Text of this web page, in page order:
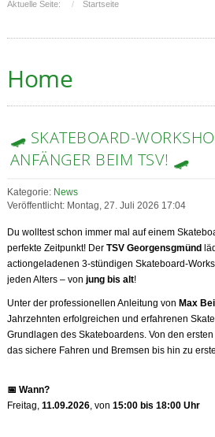
Aktuelle Seite: Startseite
Home
🛹 SKATEBOARD-
ANFÄNGER BEIM TSV! 🛹
Kategorie: News
Veröffentlicht: Montag, 27. Juli 2026 17:04
Du wolltest schon immer mal auf einem
perfekte Zeitpunkt! Der TSV Georgensgmünd
actiongeladenen 3-stündigen Skateboard-
jeden Alters – von jung bis alt!
Unter der professionellen Anleitung von Max
Jahrzehnten erfolgreichen und erfahrenen
Grundlagen des Skateboardens. Von den
das sichere Fahren und Bremsen bis hin zu
📅 Wann?
Freitag, 11.09.2026, von 15:00 bis 18:00 Uhr